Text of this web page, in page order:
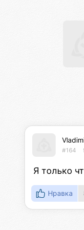
#164
Я только
Нравка